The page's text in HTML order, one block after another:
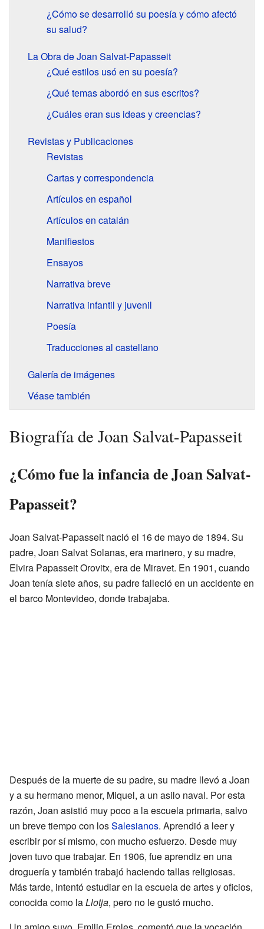
¿Cómo se desarrolló su poesía y cómo afectó
su salud?
La Obra de Joan Salvat-Papasseit
¿Qué estilos usó en su poesía?
¿Qué temas abordó en sus escritos?
¿Cuáles eran sus ideas y creencias?
Revistas y Publicaciones
Revistas
Cartas y correspondencia
Artículos en español
Artículos en catalán
Manifiestos
Ensayos
Narrativa breve
Narrativa infantil y juvenil
Poesía
Traducciones al castellano
Galería de imágenes
Véase también
Biografía de Joan Salvat-Papasseit
¿Cómo fue la infancia de Joan Salvat-
Papasseit?
Joan Salvat-Papasseit nació el 16 de mayo de 1894. Su
padre, Joan Salvat Solanas, era marinero, y su madre,
Elvira Papasseit Orovitx, era de Miravet. En 1901, cuando
Joan tenía siete años, su padre falleció en un accidente en
el barco Montevideo, donde trabajaba.
Después de la muerte de su padre, su madre llevó a Joan
y a su hermano menor, Miquel, a un asilo naval. Por esta
razón, Joan asistió muy poco a la escuela primaria, salvo
un breve tiempo con losSalesianos. Aprendió a leer y
escribir por sí mismo, con mucho esfuerzo. Desde muy
joven tuvo que trabajar. En 1906, fue aprendiz en una
droguería y también trabajó haciendo tallas religiosas.
Más tarde, intentó estudiar en la escuela de artes y oficios,
conocida como laLlotja, pero no le gustó mucho.